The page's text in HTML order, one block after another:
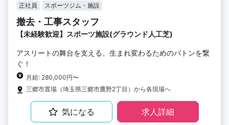
正社員 スポーツジム・施設
撤去・工事スタッフ
【未経験歓迎】スポーツ施設(グラウンド人工芝)
アスリートの舞台を支える。生まれ変わるためのバトンを繋
ぐ！
月給: 280,000円〜
三郷市置場（埼玉県三郷市鷹野2丁目）から各現場へ
気になる 求人詳細